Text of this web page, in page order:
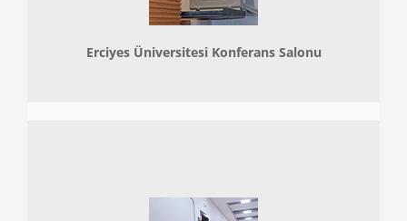
Erciyes Üniversitesi Konferans Salonu